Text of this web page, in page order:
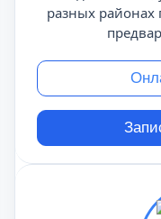
разных районах